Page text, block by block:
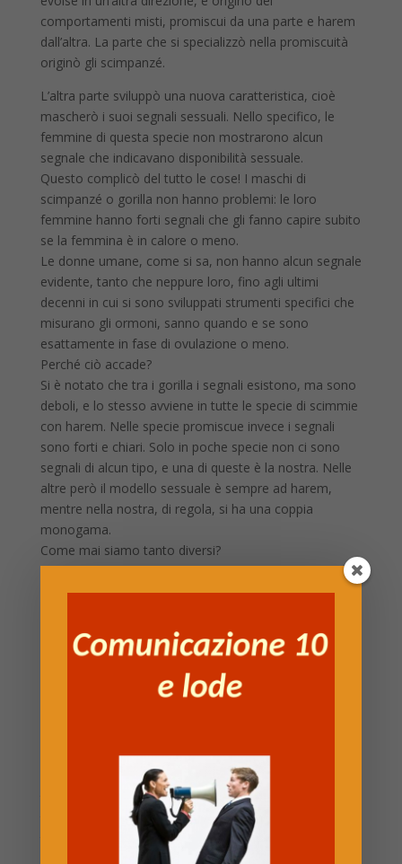
comportamenti misti, promiscui da una parte e harem
dall’altra. La parte che si specializzò nella promiscuità
originò gli scimpanzé.
L’altra parte sviluppò una nuova caratteristica, cioè
mascherò i suoi segnali sessuali. Nello specifico, le
femmine di questa specie non mostrarono alcun
segnale che indicavano disponibilità sessuale.
Questo complicò del tutto le cose! I maschi di
scimpanzé o gorilla non hanno problemi: le loro
femmine hanno forti segnali che gli fanno capire subito
se la femmina è in calore o meno.
Le donne umane, come si sa, non hanno alcun segnale
evidente, tanto che neppure loro, fino agli ultimi
decenni in cui si sono sviluppati strumenti specifici che
misurano gli ormoni, sanno quando e se sono
esattamente in fase di ovulazione o meno.
Perché ciò accade?
Si è notato che tra i gorilla i segnali esistono, ma sono
deboli, e lo stesso avviene in tutte le specie di scimmie
con harem. Nelle specie promiscue invece i segnali
sono forti e chiari. Solo in poche specie non ci sono
segnali di alcun tipo, e una di queste è la nostra. Nelle
altre però il modello sessuale è sempre ad harem,
mentre nella nostra, di regola, si ha una coppia
monogama.
Come mai siamo tanto diversi?
Due sono le teorie che giustificano l’attuale selezione
sessuale umana:
perché così è sicuro che il figlio che porta sia suo. Non
ne ha la certezza matematica, ma rimanendo con lei
vigila in modo che nessuno le si avvicini. Questo
comportamento è presente anche in altri primati, ma
“giusti”, abbandonandola subito dopo. Nel caso umano
questo non è possibile, quindi deve rimanere con lei più
tempo possibile. Risulta per l’uomo anche inutile, in
termini evolutivi, tradire la femmina, perché magari nel
tempo in cui va a cercarne un’altra qualcun altro se la
prende e lui rischia di avvicinarsi a una femmina che